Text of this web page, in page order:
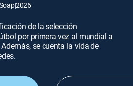
|2026
de la selección
por primera vez al mundial a
se cuenta la vida de